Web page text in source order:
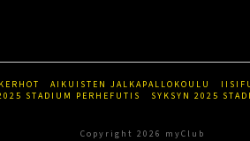
AIKUISTEN JALKAPALLOKOULU
STADIUM PERHEFUTIS
SYKSYN 2025
Copyright 2026 myClub